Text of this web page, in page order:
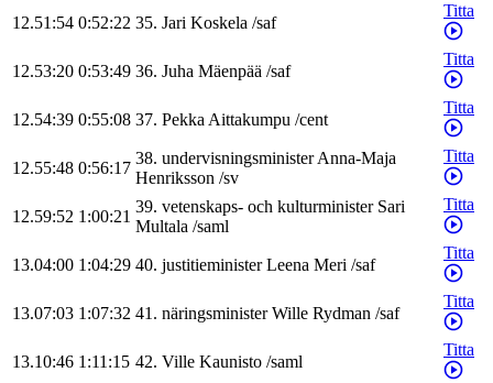
12.51:54 0:52:22 35. Jari Koskela /saf
Titta
12.53:20 0:53:49 36. Juha Mäenpää /saf
Titta
12.54:39 0:55:08 37. PekkaAittakumpu /cent
Titta
12.55:48 0:56:17
38. undervisningsministerAnna-Maja
Henriksson /sv
Titta
12.59:52 1:00:21
39. vetenskaps- och kulturminister Sari
Multala /saml
Titta
13.04:00 1:04:29 40. justitieminister Leena Meri /saf
Titta
13.07:03 1:07:32 41. näringsminister Wille Rydman /saf
Titta
13.10:46 1:11:15 42. Ville Kaunisto /saml
Titta